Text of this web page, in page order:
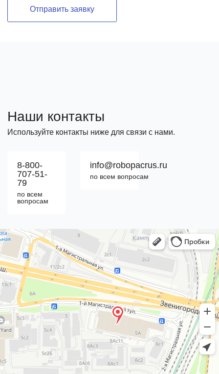
Отправить заявку
Наши контакты
Используйте контакты ниже для связи с нами.
8-800-
707-51-
79
по всем
вопросам
info@robopacrus.ru
по всем вопросам